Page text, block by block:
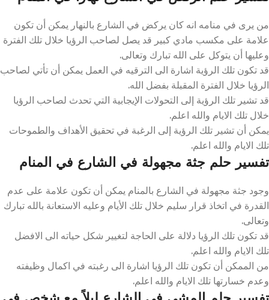
من يرى في منامه انه كان يركض في الشارع بالنهار يمكن أن تكون
علامة على مكسب مادي كبير قد يصل لصاحب الرؤيا خلال تلك الفترة
وعليها أن يتوكل على الله تبارك وتعالى.
قد تكون تلك الرؤية اشارة الى الترقيه في العمل يمكن أن تأتي لصاحب
الرؤيا خلال الفترة المقبلة بفضل الله.
قد تشير تلك الرؤية إلى التحولات الإيجابية التي تحدث لصاحب الرؤيا
خلال تلك الايام والله اعلم.
يمكن أن تشير تلك الرؤية إلى الرغبة في تحقيق الأهداف والطموحات
تلك الايام والله اعلم.
تفسير حلم جثة مجهولة في الشارع في المنام
وجود جثة مجهولة في الشارع بالمنام يمكن أن تكون علامة على عدم
القدرة في اتخاذ قرار سليم خلال تلك الأيام وعليه الاستعانة بالله تبارك
وتعالى.
قد تكون تلك الرؤيا دلالة على الحاجة لتغيير شكل حياته الى الافضل
تلك الايام والله اعلم.
من الممكن أن تكون تلك الرؤيا اشارة الى رغبته في اكمال وظيفته
وعدم خسارتها تلك الايام والله اعلم.